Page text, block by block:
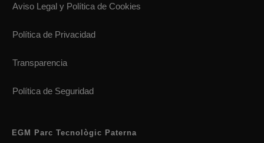
Aviso Legal y Política de Cookies
Política de Privacidad
Transparencia
Política de Seguridad
EGM Parc Tecnològic Paterna